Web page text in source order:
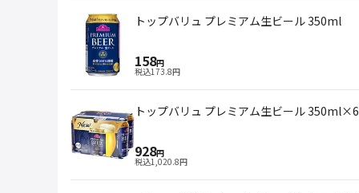
トップバリュ プレミアム生ビール 350ml
158円
税込173.8円
トップバリュ プレミアム生ビール 350ml×6
928円
税込1,020.8円